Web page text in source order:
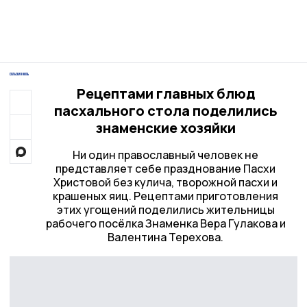
Рецептами главных блюд
пасхального стола поделились
знаменские хозяйки
Ни один православный человек не
представляет себе празднование Пасхи
Христовой без кулича, творожной пасхи и
крашеных яиц. Рецептами приготовления
этих угощений поделились жительницы
рабочего посёлка Знаменка Вера Гулакова и
Валентина Терехова.